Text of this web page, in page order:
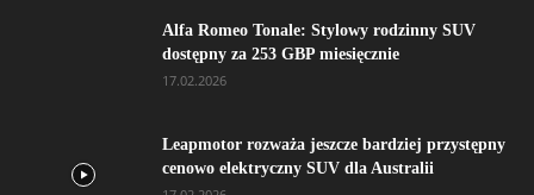
Alfa Romeo Tonale: Stylowy rodzinny SUV
dostępny za 253 GBP miesięcznie
17.02.2026
Leapmotor rozważa jeszcze bardziej przystępny
cenowo elektryczny SUV dla Australii